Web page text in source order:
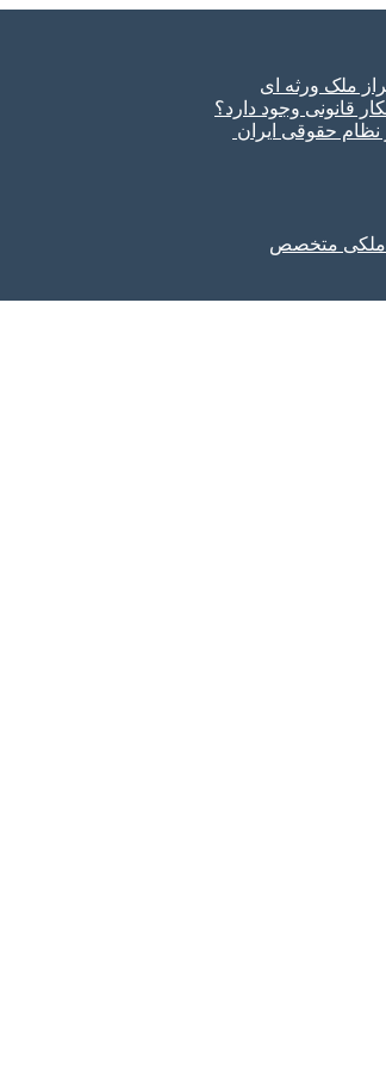
قانونی وجود دارد؟
نظام حقوقی ایران
ملکی متخصص